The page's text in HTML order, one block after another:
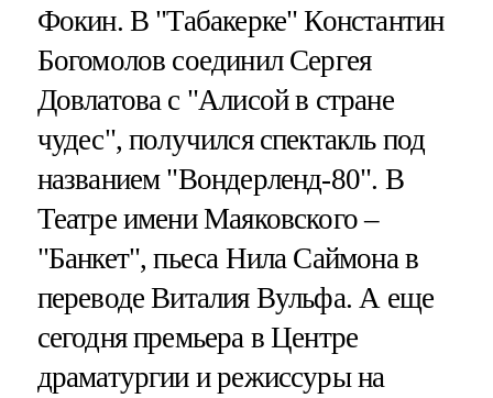
Фокин. В "Табакерке" Константин
Богомолов соединил Сергея
Довлатова с "Алисой в стране
чудес", получился спектакль под
названием "Вондерленд-80". В
Театре имени Маяковского –
"Банкет", пьеса Нила Саймона в
переводе Виталия Вульфа. А еще
сегодня премьера в Центре
драматургии и режиссуры на